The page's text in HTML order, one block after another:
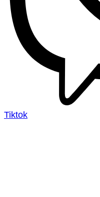
Tiktok